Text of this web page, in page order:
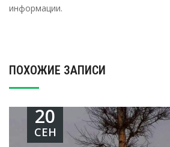
информации.
ПОХОЖИЕ ЗАПИСИ
20
СЕН